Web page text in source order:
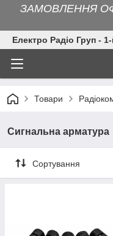
ЗАМОВЛЕННЯ
Електро Радіо Груп -
Товари
Сигнальна арматура
Сортування